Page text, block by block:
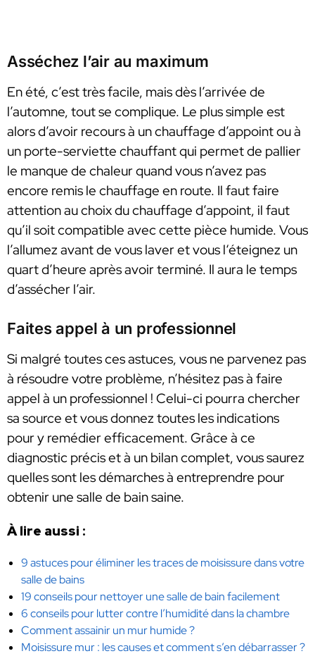
Asséchez l’air au maximum
En été, c’est très facile, mais dès l’arrivée de
l’automne, tout se complique. Le plus simple est
alors d’avoir recours à un chauffage d’appoint ou à
un porte-serviette chauffant qui permet de pallier
le manque de chaleur quand vous n’avez pas
encore remis le chauffage en route. Il faut faire
attention au choix du chauffage d’appoint, il faut
qu’il soit compatible avec cette pièce humide. Vous
l’allumez avant de vous laver et vous l‘éteignez un
quart d’heure après avoir terminé. Il aura le temps
d’assécher l’air.
Faites appel à un professionnel
Si malgré toutes ces astuces, vous ne parvenez pas
à résoudre votre problème, n’hésitez pas à faire
appel à un professionnel ! Celui-ci pourra chercher
sa source et vous donnez toutes les indications
pour y remédier efficacement. Grâce à ce
diagnostic précis et à un bilan complet, vous saurez
quelles sont les démarches à entreprendre pour
obtenir une salle de bain saine.
À lire aussi :
9 astuces pour éliminer les traces de moisissure dans votre
salle de bains
19 conseils pour nettoyer une salle de bain facilement
6 conseils pour lutter contre l’humidité dans la chambre
Comment assainir un mur humide ?
Moisissure mur : les causes et comment s’en débarrasser ?